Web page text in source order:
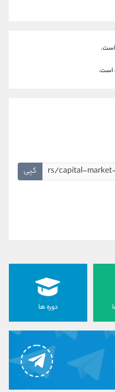
است.
است.
کپی
دوره ها